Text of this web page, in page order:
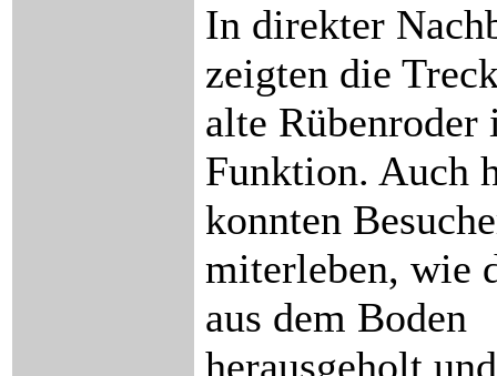
In direkter
zeigten die
alte Rübenroder
Funktion. Auch
konnten
miterleben, wie
aus dem Boden
herausgeholt